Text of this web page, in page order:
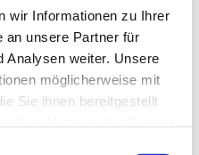
wir Informationen zu Ihrer
an unsere Partner für
Analysen weiter. Unsere
möglicherweise mit
Sie ihnen bereitgestellt